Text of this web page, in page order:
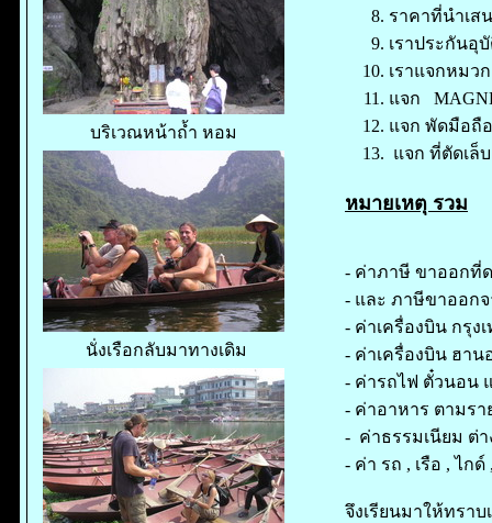
บริเวณหน้าถ้ำ หอม
นั่งเรือกลับมาทางเดิม
ราคาที่นำเ
เราประกันอุ
เราแจกหมว
แจก
แจก พัดมือถื
แจก ที่ตัดเล็
หมายเหตุ รวม
- ค่าภาษี ขาออกที่
- และ ภาษีขาออกจ
- ค่าเครื่องบิน กรุง
- ค่าเครื่องบิน ฮาน
- ค่ารถไฟ ตั๋วนอน
- ค่าอาหาร ตามรา
- ค่าธรรมเนียม ต่า
- ค่า รถ , เรือ , ไก
จึงเรียนมาให้ทรา